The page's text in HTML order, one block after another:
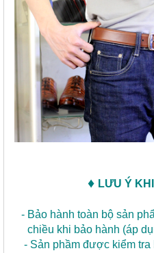
♦ LƯU Ý
- Bảo hành toàn bộ sản
chiều khi bảo hành (áp
- Sản phầm được kiểm